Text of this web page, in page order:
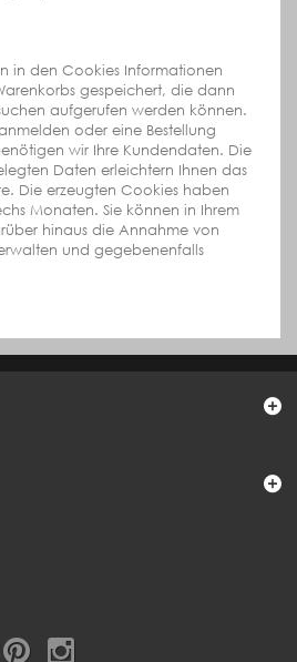
in den Cookies Informationen
gespeichert, die dann
aufgerufen werden können.
oder eine Bestellung
wir Ihre Kundendaten. Die
Daten erleichtern Ihnen das
Die erzeugten Cookies haben
Monaten. Sie können in Ihrem
hinaus die Annahme von
und gegebenenfalls